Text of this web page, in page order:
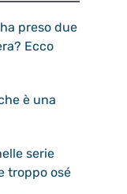
preso due
Ecco
è una
serie
troppo osé